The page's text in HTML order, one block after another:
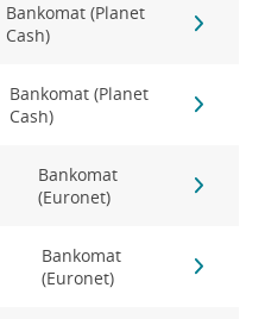
Bankomat (Planet
Cash)
Bankomat (Planet
Cash)
Bankomat
(Euronet)
Bankomat
(Euronet)